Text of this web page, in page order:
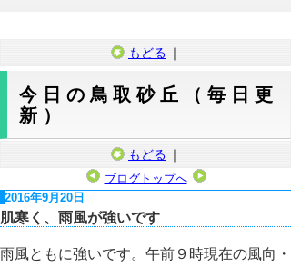
もどる ｜
今日の鳥取砂丘（毎日更
新）
もどる ｜
ブログトップへ
2016年9月20日
肌寒く、雨風が強いです
雨風ともに強いです。午前９時現在の風向・